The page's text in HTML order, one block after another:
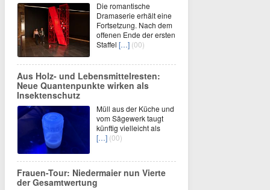
Die romantische
Dramaserie erhält eine
Fortsetzung. Nach dem
offenen Ende der ersten
Staffel […] (00)
Aus Holz- und Lebensmittelresten:
Neue Quantenpunkte wirken als
Insektenschutz
Müll aus der Küche und
vom Sägewerk taugt
künftig vielleicht als
[…] (00)
Frauen-Tour: Niedermaier nun Vierte
der Gesamtwertung